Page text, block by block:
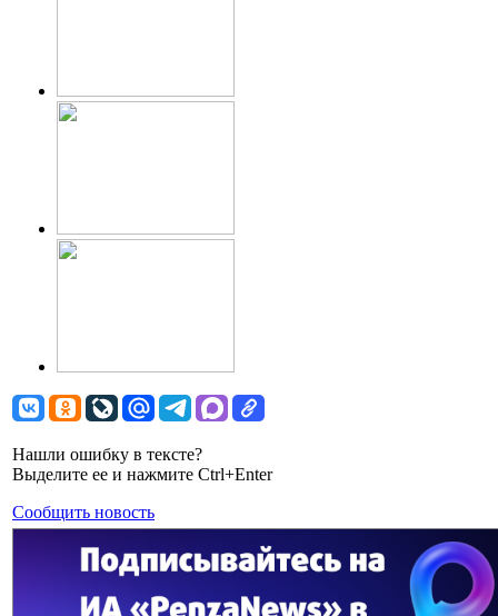
Нашли ошибку в тексте?
Выделите ее и нажмите Ctrl+Enter
Сообщить новость